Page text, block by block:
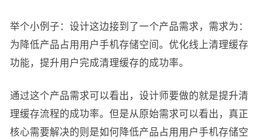
举个小例子：设计这边接到了一个产品需求，需求为：
为降低产品占用用户手机存储空间。优化线上清理缓存
功能，提升用户完成清理缓存的成功率。
通过这个产品需求可以看出，设计师要做的就是提升清
理缓存流程的成功率。但是从原始需求可以看出，真正
核心需要解决的则是如何降低产品占用用户手机存储空